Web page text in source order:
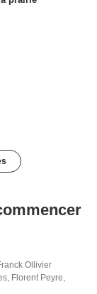
Ollivier
Florent Peyre